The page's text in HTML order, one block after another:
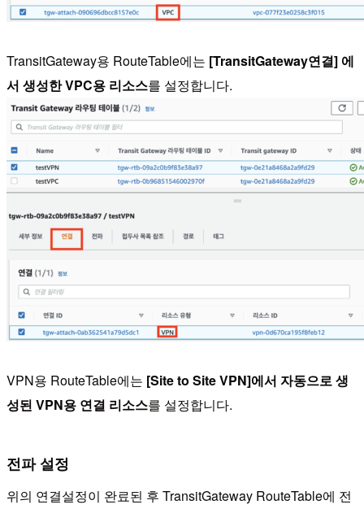
TransitGateway용 RouteTable에는 [TransitGateway연결] 에
서 생성한 VPC용 리소스를 설정합니다.
VPN용 RouteTable에는 [Site to Site VPN]에서 자동으로 생
성된 VPN용 연결 리소스를 설정합니다.
전파 설정
위의 연결설정이 완료된 후 TransitGateway RouteTable에 전